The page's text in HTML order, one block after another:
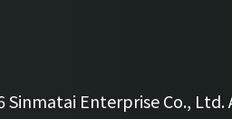
Enterprise Co., Ltd.